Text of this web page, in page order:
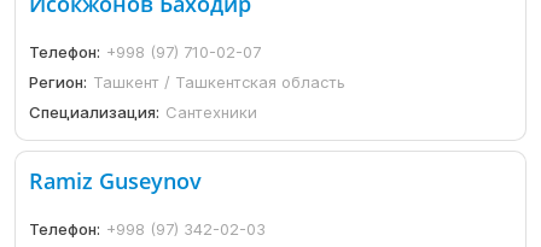
Телефон: +998 (97) 710-02-07
Регион: Ташкент / Ташкентская область
Специализация: Сантехники
Ramiz Guseynov
Телефон: +998 (97) 342-02-03